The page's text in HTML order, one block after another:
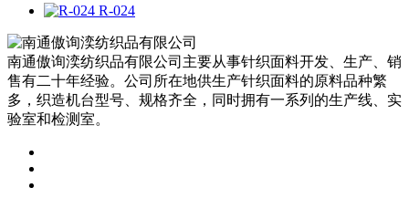
R-024
南通傲询湙纺织品有限公司主要从事针织面料开发、生产、销
售有二十年经验。公司所在地供生产针织面料的原料品种繁
多，织造机台型号、规格齐全，同时拥有一系列的生产线、实
验室和检测室。